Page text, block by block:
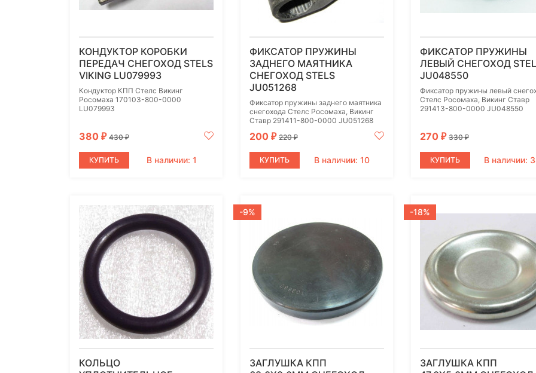
КОНДУКТОР КОРОБКИ
ПЕРЕДАЧ СНЕГОХОД STELS
VIKING LU079993
Кондуктор КПП Стелс Викинг
Росомаха 170103-800-0000
LU079993
380 ₽ 430₽
КУПИТЬ В наличии: 1
ФИКСАТОР ПРУЖИНЫ
ЗАДНЕГО МАЯТНИКА
СНЕГОХОД STELS
JU051268
Фиксатор пружины заднего маятника
снегохода Стелс Росомаха, Викинг
Ставр 291411-800-0000 JU051268
200 ₽ 220₽
КУПИТЬ В наличии: 10
ФИКСАТОР ПРУЖИНЫ
ЛЕВЫЙ СНЕГОХОД
JU048550
Фиксатор пружины левый
Стелс Росомаха, Викинг Ставр
291413-800-0000 JU048550
270 ₽ 330₽
КУПИТЬ В наличии:
КОЛЬЦО
-9%
ЗАГЛУШКА КПП
-18%
ЗАГЛУШКА КПП